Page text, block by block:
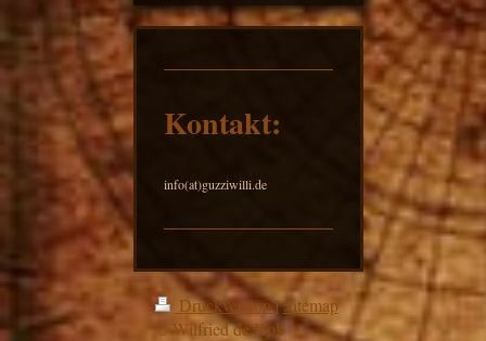
Kontakt:
info(at)guzziwilli.de
Druckversion|Sitemap
© Wilfried de Kok